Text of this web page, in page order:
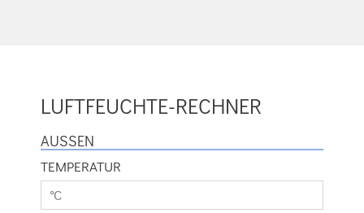
LUFTFEUCHTE-RECHNER
AUSSEN
TEMPERATUR